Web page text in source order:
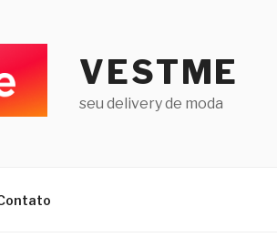
VESTME
seu delivery de moda